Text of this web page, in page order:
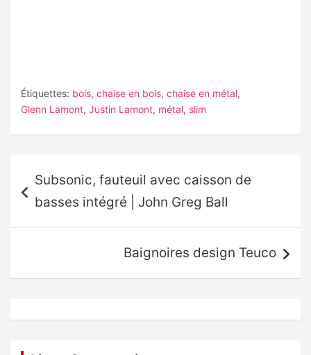
Étiquettes: bois, chaise en bois, chaise en métal,
Glenn Lamont, Justin Lamont, métal, slim
de
l’article
Subsonic, fauteuil avec caisson de
basses intégré | John Greg Ball
Baignoires design Teuco